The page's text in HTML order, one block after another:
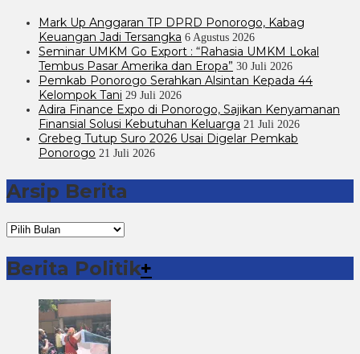
Mark Up Anggaran TP DPRD Ponorogo, Kabag
Keuangan Jadi Tersangka 6 Agustus 2026
Seminar UMKM Go Export : “Rahasia UMKM Lokal
Tembus Pasar Amerika dan Eropa” 30 Juli 2026
Pemkab Ponorogo Serahkan Alsintan Kepada 44
Kelompok Tani 29 Juli 2026
Adira Finance Expo di Ponorogo, Sajikan Kenyamanan
Finansial Solusi Kebutuhan Keluarga 21 Juli 2026
Grebeg Tutup Suro 2026 Usai Digelar Pemkab
Ponorogo 21 Juli 2026
Arsip Berita
Arsip
Berita
Berita Politik+